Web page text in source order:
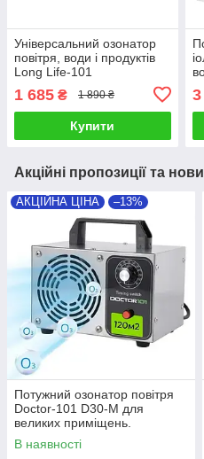
Універсальний озонатор
повітря, води і продуктів
Long Life-101
1 685 ₴ 1 890 ₴
Купити
Акційні пропозиції та
АКЦІЙНА ЦІНА –13%
Потужний озонатор повітря
Doctor-101 D30-M для
великих приміщень.
Генератор озону з високою
продуктивністю 30 г/год
В наявності